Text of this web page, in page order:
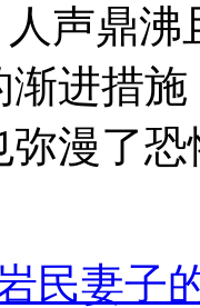
人声鼎
渐进措
漫了
民妻子